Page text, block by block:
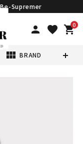
Be-Supremer
person favorite 0
shopping_cart
view_module BRAND